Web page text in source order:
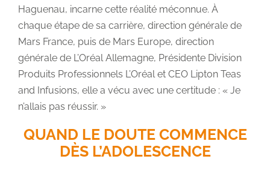
Haguenau, incarne cette réalité méconnue. À
chaque étape de sa carrière, direction générale de
Mars France, puis de Mars Europe, direction
générale de L’Oréal Allemagne, Présidente Division
Produits Professionnels L’Oréal et CEO Lipton Teas
and Infusions, elle a vécu avec une certitude : « Je
n’allais pas réussir. »
QUAND LE DOUTE COMMENCE
DÈS L’ADOLESCENCE